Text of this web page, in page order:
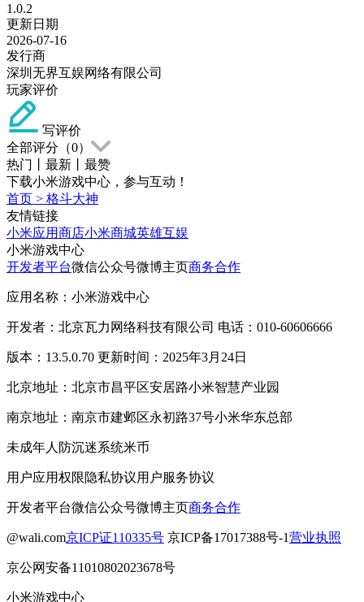
1.0.2
更新日期
2026-07-16
发行商
深圳无界互娱网络有限公司
玩家评价
写评价
全部评分（0）
热门
最新
最赞
下载小米游戏中心，参与互动！
首页 > 格斗大神
友情链接
小米应用商店小米商城英雄互娱
小米游戏中心
开发者平台微信公众号微博主页商务合作
应用名称：小米游戏中心
开发者：北京瓦力网络科技有限公司 电话：010-60606666
版本：13.5.0.70 更新时间：2025年3月24日
北京地址：北京市昌平区安居路小米智慧产业园
南京地址：南京市建邺区永初路37号小米华东总部
未成年人防沉迷系统米币
用户应用权限隐私协议用户服务协议
开发者平台微信公众号微博主页商务合作
@wali.com京ICP证110335号 京ICP备17017388号-1营业执照
京公网安备11010802023678号
小米游戏中心